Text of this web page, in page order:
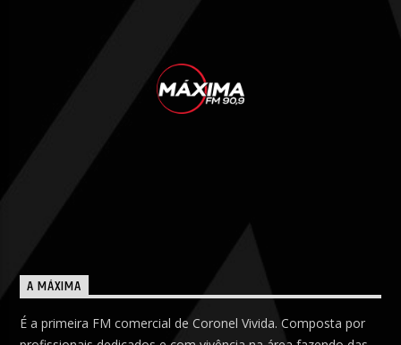
A MÁXIMA
É a primeira FM comercial de Coronel Vivida. Composta por